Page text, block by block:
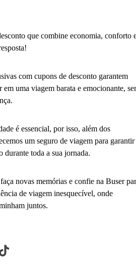
que combine economia, conforto
com cupons de desconto garantem
em uma viagem barata e emocionante,
é essencial, por isso, além dos
um seguro de viagem para garantir
durante toda a sua jornada.
novas memórias e confie na Buser
de viagem inesquecível, onde
juntos.